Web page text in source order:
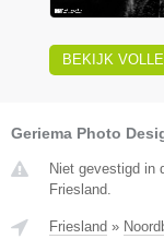
BEKIJK
Geriema Photo
Niet gevestigd in
Friesland.
Friesland »